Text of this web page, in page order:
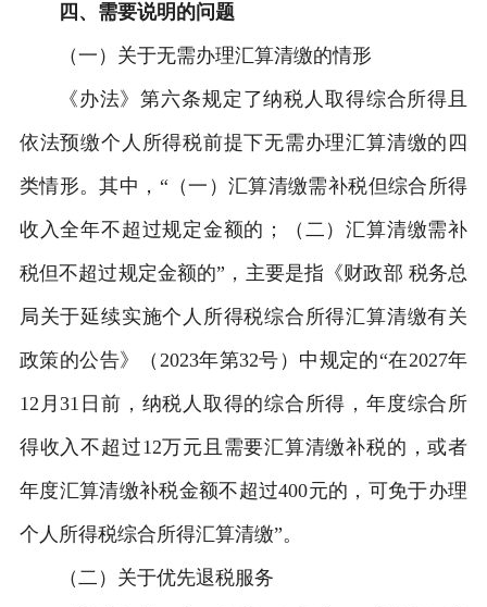
四、需要说明的问题
（一）关于无需办理汇算清缴的情形
《办法》第六条规定了纳税人取得综合所得且
依法预缴个人所得税前提下无需办理汇算清缴的四
类情形。其中，“（一）汇算清缴需补税但综合所得
收入全年不超过规定金额的；（二）汇算清缴需补
税但不超过规定金额的”，主要是指《财政部 税务总
局关于延续实施个人所得税综合所得汇算清缴有关
政策的公告》（2023年第32号）中规定的“在2027年
12月31日前，纳税人取得的综合所得，年度综合所
得收入不超过12万元且需要汇算清缴补税的，或者
年度汇算清缴补税金额不超过400元的，可免于办理
个人所得税综合所得汇算清缴”。
（二）关于优先退税服务